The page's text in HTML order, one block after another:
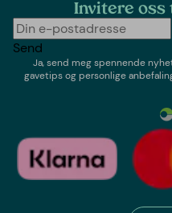
Invitere oss
Send
Ja, send meg spennende
gavetips og personlige